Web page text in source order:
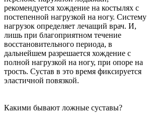
рекомендуется хождение на костылях с
постепенной нагрузкой на ногу. Систему
нагрузок определяет лечащий врач. И,
лишь при благоприятном течение
восстановительного периода, в
дальнейшем разрешается хождение с
полной нагрузкой на ногу, при опоре на
трость. Сустав в это время фиксируется
эластичной повязкой.
Какими бывают ложные суставы?